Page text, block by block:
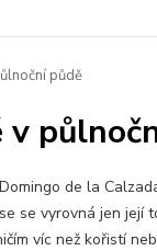
půdě
de la
se vyrovná jen její
víc než kořistí